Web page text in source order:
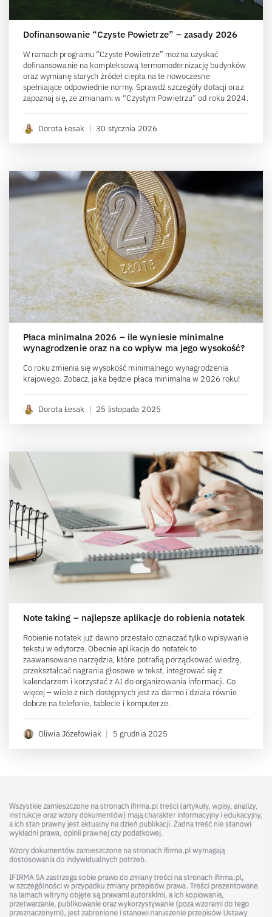
Dofinansowanie “Czyste Powietrze” – zasady 2026
W ramach programu “Czyste Powietrze” można uzyskać
dofinansowanie na kompleksową termomodernizację budynków
oraz wymianę starych źródeł ciepła na te nowoczesne
spełniające odpowiednie normy. Sprawdź szczegóły dotacji oraz
zapoznaj się, ze zmianami w “Czystym Powietrzu” od roku 2024.
Dorota Łesak | 30 stycznia 2026
Płaca minimalna 2026 – ile wyniesie minimalne
wynagrodzenie oraz na co wpływ ma jego wysokość?
Co roku zmienia się wysokość minimalnego wynagrodzenia
krajowego. Zobacz, jaka będzie płaca minimalna w 2026 roku!
Dorota Łesak | 25 listopada 2025
Note taking – najlepsze aplikacje do robienia notatek
Robienie notatek już dawno przestało oznaczać tylko wpisywanie
tekstu w edytorze. Obecnie aplikacje do notatek to
zaawansowane narzędzia, które potrafią porządkować wiedzę,
przekształcać nagrania głosowe w tekst, integrować się z
kalendarzem i korzystać z AI do organizowania informacji. Co
więcej – wiele z nich dostępnych jest za darmo i działa równie
dobrze na telefonie, tablecie i komputerze.
Oliwia Józefowiak | 5 grudnia 2025